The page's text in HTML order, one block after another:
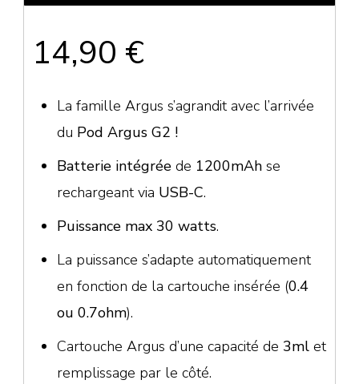
14,90 €
La famille Argus s’agrandit avec l’arrivée
du Pod Argus G2 !
Batterie intégréede 1200mAhse
rechargeant via USB-C.
Puissance max 30 watts.
La puissance s’adapte automatiquement
en fonction de la cartouche insérée (0.4
ou 0.7ohm).
Cartouche Argus d’une capacité de 3mlet
remplissage par le côté.